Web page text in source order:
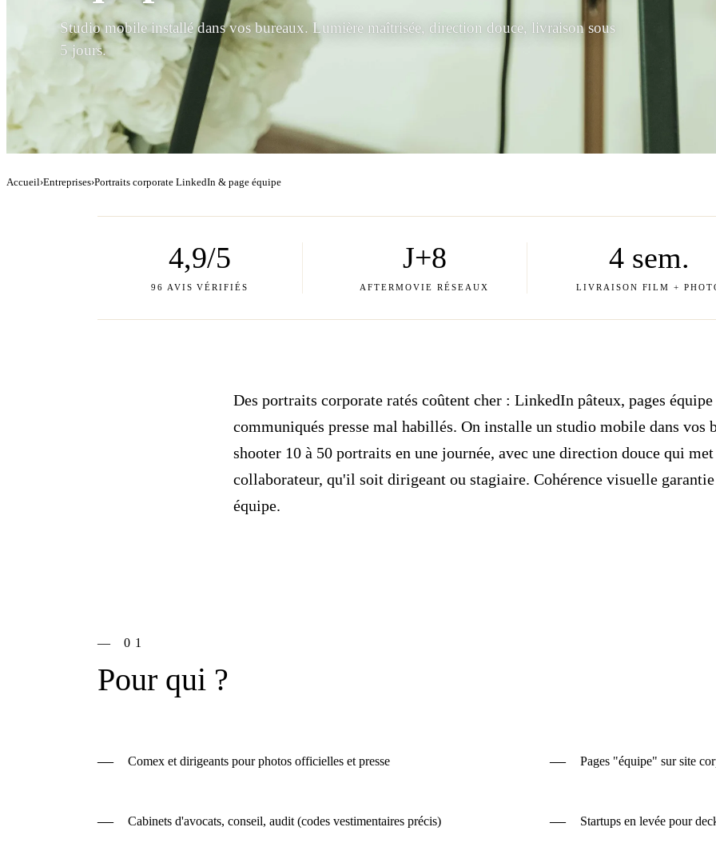
Studio mobile installé dans vos bureaux. Lumière maîtrisée, direction douce, livraison sous
5 jours.
Accueil›Entreprises›Portraits corporate LinkedIn & page équipe
4,9/5
96 AVIS VÉRIFIÉS
J+8
AFTERMOVIE RÉSEAUX
4 sem.
LIVRAISON FILM +
Des portraits corporate ratés coûtent cher : LinkedIn pâteux, pages équipe
communiqués presse mal habillés. On installe un studio mobile dans vos
shooter 10 à 50 portraits en une journée, avec une direction douce qui
collaborateur, qu'il soit dirigeant ou stagiaire. Cohérence visuelle
équipe.
— 01
Pour qui ?
— Comex et dirigeants pour photos officielles et presse — Pages "équipe" sur site
— Cabinets d'avocats, conseil, audit (codes vestimentaires précis) — Startups en levée pour